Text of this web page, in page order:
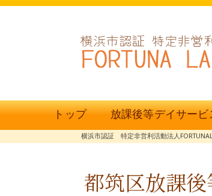
トップ 放課後等デイサービ
横浜市認証 特定非営利活動法人
都筑区放課後